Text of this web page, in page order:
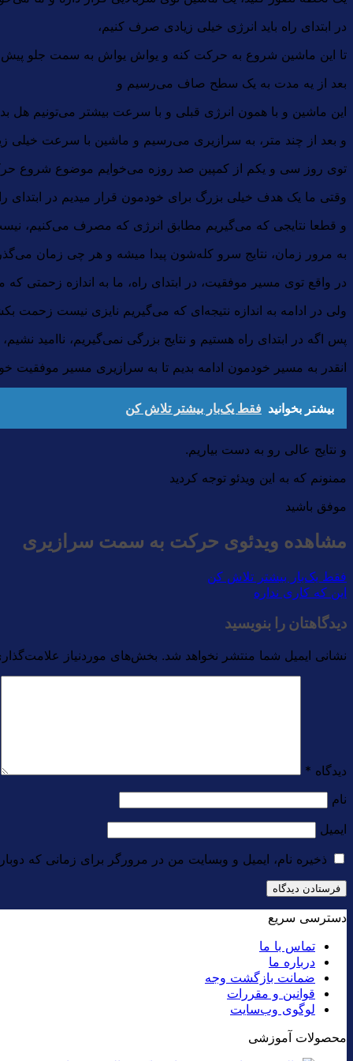
در ابتدای راه باید انرژی خیلی زیادی صرف کنیم،
تا این ماشین شروع به حرکت کنه و یواش یواش به سمت جلو پیش
بعد از یه مدت به یک سطح صاف می‌رسیم و
این ماشین و با همون انرژی قبلی و با سرعت بیشتر می‌تونیم هل
و بعد از چند متر، به سرازیری می‌رسیم و ماشین با سرعت خیلی
توی روز سی و یکم از کمپین صد روزه می‌خوایم موضوع شروع
وقتی ما یک هدف خیلی بزرگ برای خودمون قرار میدیم در ابتدای راه
و قطعا نتایجی که می‌گیریم مطابق انرژی که مصرف می‌کنیم،
به مرور زمان، نتایج سرو کله‌شون پیدا میشه و هر چی زمان
در واقع توی مسیر موفقیت، در ابتدای راه، ما به اندازه زحمتی
ولی در ادامه به اندازه نتیجه‌ای که می‌گیریم نایزی نیست زحمت
پس اگه در ابتدای راه هستیم و نتایج بزرگی نمی‌گیریم، ناامید نشیم،
انقدر به مسیر خودمون ادامه بدیم تا به سرازیری مسیر موفقیت
بیشتر بخوانید فقط یک‌بار بیشتر تلاش کن
و نتایج عالی رو به دست بیاریم.
ممنونم که به این ویدئو توجه کردید
موفق باشید
مشاهده ویدئوی حرکت به سمت سرازیری
فقط یک‌بار بیشتر تلاش کن
این که کاری نداره
دیدگاهتان را بنویسید
نشانی ایمیل شما منتشر نخواهد شد. بخش‌های موردنیاز
دیدگاه *
نام
ایمیل
ذخیره نام، ایمیل و وبسایت من در مرورگر برای زمانی که
دسترسی سریع
تماس با ما
درباره ما
ضمانت بازگشت وجه
قوانین و مقررات
لوگوی وب‌سایت
محصولات آموزشی